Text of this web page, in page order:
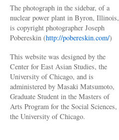
The photograph in the sidebar, of a
nuclear power plant in Byron, Illinois,
is copyright photographer Joseph
Pobereskin (http://pobereskin.com/)
This website was designed by the
Center for East Asian Studies, the
University of Chicago, and is
administered by Masaki Matsumoto,
Graduate Student in the Masters of
Arts Program for the Social Sciences,
the University of Chicago.